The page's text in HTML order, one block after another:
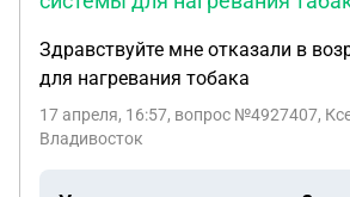
Здравствуйте мне отказали в
для нагревания тобака
17 апреля, 16:57, вопрос №4927407,
Владивосток